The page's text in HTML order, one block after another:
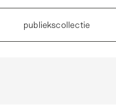
publiekscollectie